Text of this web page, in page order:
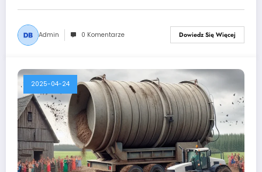
Admin 0 Komentarze Dowiedz Się Więcej
2025-04-24